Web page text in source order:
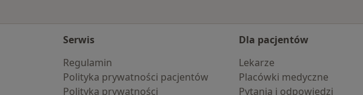
Serwis
Regulamin
Polityka prywatności pacjentów
Polityka prywatności
Dla pacjentów
Lekarze
Placówki medyczne
Pytania i odpowiedzi